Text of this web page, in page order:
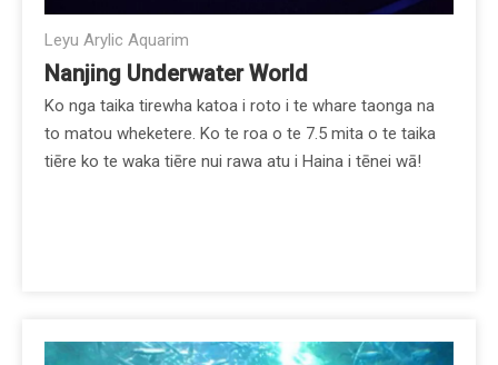
Leyu Arylic Aquarim
Nanjing Underwater World
Ko nga taika tirewha katoa i roto i te whare taonga na
to matou wheketere. Ko te roa o te 7.5 mita o te taika
tiēre ko te waka tiēre nui rawa atu i Haina i tēnei wā!